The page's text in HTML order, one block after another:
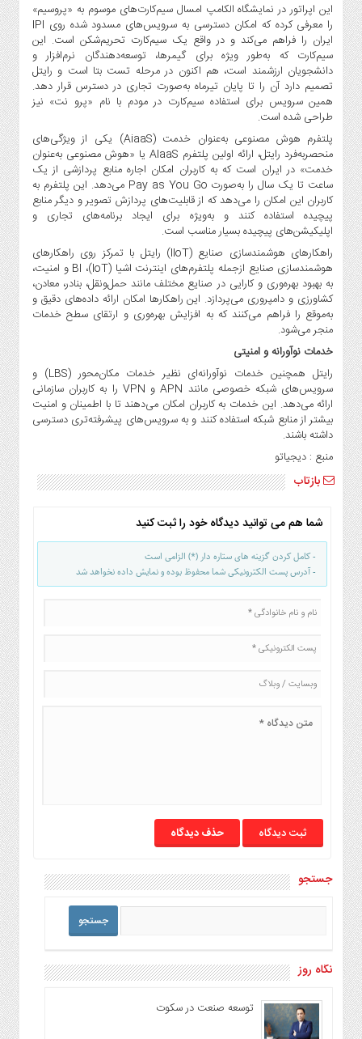
کشاورزی
و
صنایع
غذایی
سیاسی
و
بین
الملل
نگاه
روز
گوناگون
این اپراتور در نمایشگاه الکامپ امسال سیم‌کارت‌های موسوم به «پروسیم»
را معرفی کرده که امکان دسترسی به سرویس‌های مسدود شده روی IPI
ایران را فراهم می‌کند و در واقع یک سیم‌کارت تحریم‌شکن است. این
سیم‌کارت که به‌طور ویژه برای گیمرها، توسعه‌دهندگان نرم‌افزار و
دانشجویان ارزشمند است، هم اکنون در مرحله تست بتا است و رایتل
تصمیم دارد آن را تا پایان تیرماه به‌صورت تجاری در دسترس قرار دهد.
همین سرویس برای استفاده سیم‌کارت در مودم با نام «پرو نت» نیز
طراحی شده است.
پلتفرم هوش مصنوعی به‌عنوان خدمت (AiaaS) یکی از ویژگی‌های
منحصربه‌فرد رایتل، ارائه اولین پلتفرم AIaaS یا «هوش مصنوعی به‌عنوان
خدمت» در ایران است که به کاربران امکان اجاره منابع پردازشی از یک
ساعت تا یک سال را به‌صورت Pay as You Go می‌دهد. این پلتفرم به
کاربران این امکان را می‌دهد که از قابلیت‌های پردازش تصویر و دیگر منابع
پیچیده استفاده کنند و به‌ویژه برای ایجاد برنامه‌های تجاری و
اپلیکیشن‌های پیچیده بسیار مناسب است.
راهکارهای هوشمندسازی صنایع (IIoT) رایتل با تمرکز روی راهکارهای
هوشمندسازی صنایع ازجمله پلتفرم‌های اینترنت اشیا (IoT)، BI و امنیت،
به بهبود بهره‌وری و کارایی در صنایع مختلف مانند حمل‌ونقل، بنادر، معادن،
کشاورزی و دامپروری می‌پردازد. این راهکارها امکان ارائه داده‌های دقیق و
به‌موقع را فراهم می‌کنند که به افزایش بهره‌وری و ارتقای سطح خدمات
منجر می‌شود.
خدمات نوآورانه و امنیتی
رایتل همچنین خدمات نوآورانه‌ای نظیر خدمات مکان‌محور (LBS) و
سرویس‌های شبکه خصوصی مانند APN و VPN را به کاربران سازمانی
ارائه می‌دهد. این خدمات به کاربران امکان می‌دهند تا با اطمینان و امنیت
بیشتر از منابع شبکه استفاده کنند و به سرویس‌های پیشرفته‌تری دسترسی
داشته باشند.
منبع : دیجیاتو
بازتاب
شما هم می توانید دیدگاه خود را ثبت کنید
- کامل کردن گزینه های ستاره دار (*) الزامی است
- آدرس پست الکترونیکی شما محفوظ بوده و نمایش داده نخواهد شد
حذف دیدگاه
جستجو
نگاه روز
توسعه صنعت در سکوت